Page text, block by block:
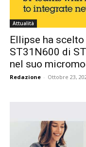
Attualità
Ellipse ha
ST31N600 di
nel suo
Redazione - Ottobre 23,